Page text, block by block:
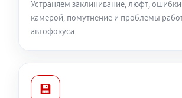
Устраняем заклинивание, люфт, ошибки
камерой, помутнение и проблемы
автофокуса
💾